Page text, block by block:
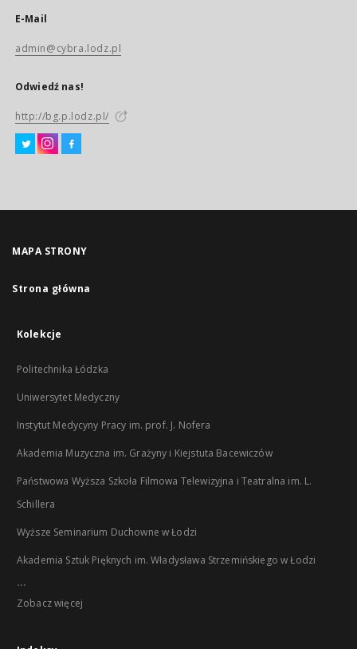
E-Mail
admin@cybra.lodz.pl
Odwiedź nas!
http://bg.p.lodz.pl/
MAPA STRONY
Strona główna
Kolekcje
Politechnika Łódzka
Uniwersytet Medyczny
Instytut Medycyny Pracy im. prof. J. Nofera
Akademia Muzyczna im. Grażyny i Kiejstuta Bacewiczów
Państwowa Wyższa Szkoła Filmowa Telewizyjna i Teatralna im. L.
Schillera
Wyższe Seminarium Duchowne w Łodzi
Akademia Sztuk Pięknych im. Władysława Strzemińskiego w Łodzi
...
Zobacz więcej